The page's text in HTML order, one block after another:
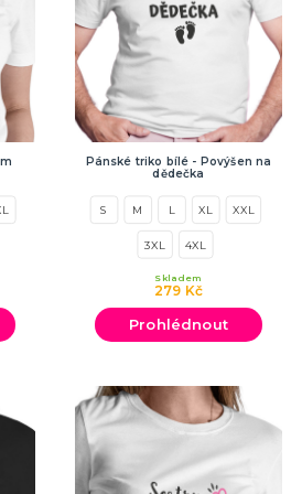
PRO FANOUŠKY
Pánské triko bílé - Povýšen na
dědečka
S M L XL XXL
3XL 4XL
279 Kč
Skladem
Prohlédnout